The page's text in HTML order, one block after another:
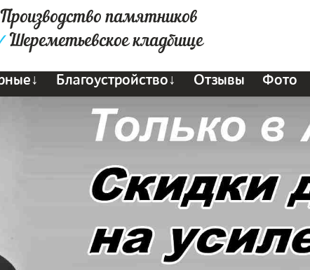
Производство памятников
Шереметьевское кладбище
Благоустройство↓ Отзывы Фото